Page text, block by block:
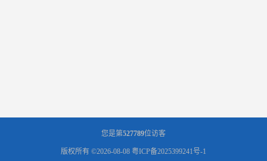
您是第527789位访客
版权所有 ©2026-08-08 粤ICP备2025399241号-1